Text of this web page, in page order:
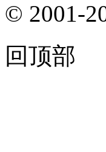
© 2001-
回顶部